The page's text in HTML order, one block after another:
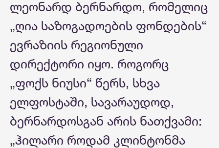
ლეონარდ ბერნარდო, რომელიც
„ღია საზოგადოების ფონდების“
ევრაზიის რეგიონული
დირექტორი იყო. როგორც
„ფოქს ნიუსი“ წერს, სხვა
ელფოსტაში, სავარაუდოდ,
ბერნარდოსგან არის ნათქვამი:
„ჰილარი როდამ კლინტონმა